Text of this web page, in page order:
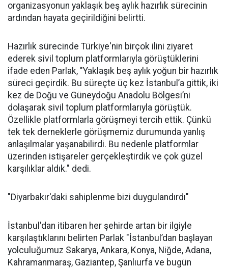
organizasyonun yaklaşık beş aylık hazırlık sürecinin
ardından hayata geçirildiğini belirtti.
Hazırlık sürecinde Türkiye'nin birçok ilini ziyaret
ederek sivil toplum platformlarıyla görüştüklerini
ifade eden Parlak, "Yaklaşık beş aylık yoğun bir hazırlık
süreci geçirdik. Bu süreçte üç kez İstanbul’a gittik, iki
kez de Doğu ve Güneydoğu Anadolu Bölgesi’ni
dolaşarak sivil toplum platformlarıyla görüştük.
Özellikle platformlarla görüşmeyi tercih ettik. Çünkü
tek tek derneklerle görüşmemiz durumunda yanlış
anlaşılmalar yaşanabilirdi. Bu nedenle platformlar
üzerinden istişareler gerçekleştirdik ve çok güzel
karşılıklar aldık." dedi.
"Diyarbakır'daki sahiplenme bizi duygulandırdı"
İstanbul'dan itibaren her şehirde artan bir ilgiyle
karşılaştıklarını belirten Parlak "İstanbul’dan başlayan
yolculuğumuz Sakarya, Ankara, Konya, Niğde, Adana,
Kahramanmaraş, Gaziantep, Şanlıurfa ve bugün